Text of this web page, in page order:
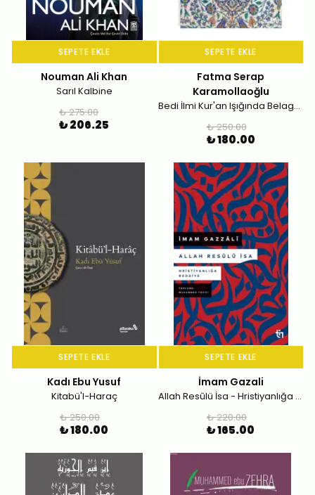
SEPETE EKLE
Nouman Ali Khan
Sarıl Kalbine
₺ 275.00
₺ 206.25
SEPETE EKLE
Fatma Serap
Karamollaoğlu
Bedi İlmi Kur'an Işığında Belagat Dersleri
₺ 250.00
₺ 180.00
SEPETE EKLE
Kadı Ebu Yusuf
Kitabü'l-Haraç
₺ 250.00
₺ 180.00
SEPETE EKLE
İmam Gazali
Allah Resûlü İsa - Hristiyanlığa Reddiye
₺ 220.00
₺ 165.00